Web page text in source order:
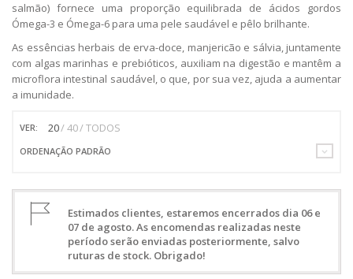
salmão) fornece uma proporção equilibrada de ácidos gordos
Ómega-3 e Ómega-6 para uma pele saudável e pêlo brilhante.
As essências herbais de erva-doce, manjericão e sálvia, juntamente
com algas marinhas e prebióticos, auxiliam na digestão e mantêm a
microflora intestinal saudável, o que, por sua vez, ajuda a aumentar
a imunidade.
VER: 20 40 TODOS
ORDENAÇÃO PADRÃO
Estimados clientes, estaremos encerrados dia 06 e
07 de agosto. As encomendas realizadas neste
período serão enviadas posteriormente, salvo
ruturas de stock. Obrigado!